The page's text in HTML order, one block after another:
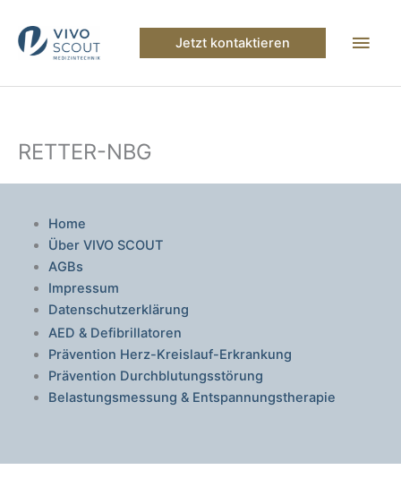
Inhalt
springen
Jetzt kontaktieren
RETTER-NBG
Home
Über VIVO SCOUT
AGBs
Impressum
Datenschutzerklärung
AED & Defibrillatoren
Prävention Herz-Kreislauf-Erkrankung
Prävention Durchblutungsstörung
Belastungsmessung & Entspannungstherapie